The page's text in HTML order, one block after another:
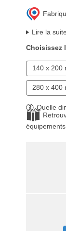
Lire la suite
Choisissez
140 x 200
280 x 400
Quelle